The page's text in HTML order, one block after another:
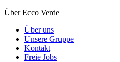
Über Ecco Verde
Über uns
Unsere Gruppe
Kontakt
Freie Jobs